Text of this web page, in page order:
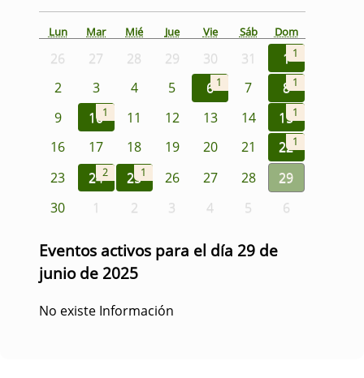
Lun Mar Mié Jue Vie Sáb Dom
26 27 28 29 30 31 1 1
2 3 4 5 6 1 7 8 1
9 101 11 12 13 14 151
16 17 18 19 20 21 221
23 242 251 26 27 28
29
30
1 2 3 4 5 6
Eventos activos para el día 29 de
junio de 2025
No existe Información